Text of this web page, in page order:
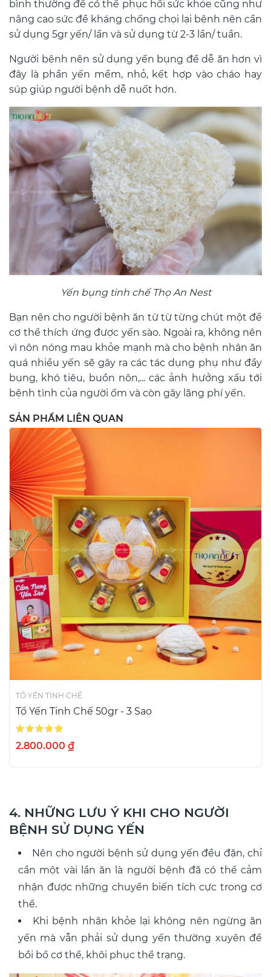
bình thường để có thể phục hồi sức khỏe cũng như
nâng cao sức đề kháng chống chọi lại bệnh nên cần
sử dụng 5gr yến/ lần và sử dụng từ 2-3 lần/ tuần.
Người bệnh nên sử dụng yến bụng để dễ ăn hơn vì
đây là phần yến mềm, nhỏ, kết hợp vào cháo hay
súp giúp người bệnh dễ nuốt hơn.
Yến bụng tinh chế Thọ An Nest
Bạn nên cho người bệnh ăn từ từ từng chút một để
cơ thể thích ứng được yến sào. Ngoài ra, không nên
vì nôn nóng mau khỏe mạnh mà cho bệnh nhân ăn
quá nhiều yến sẽ gây ra các tác dụng phụ như đầy
bụng, khó tiêu, buồn nôn,... các ảnh hưởng xấu tới
bệnh tình của người ốm và còn gây lãng phí yến.
SẢN PHẨM LIÊN QUAN
TỔ YẾN TINH CHẾ
Tổ Yến Tinh Chế 50gr - 3 Sao
Xếp hạng:
2.800.000 ₫
4. NHỮNG LƯU Ý KHI CHO NGƯỜI
BỆNH SỬ DỤNG YẾN
Nên cho người bệnh sử dụng yến đều đặn, chỉ
cần một vài lần ăn là người bệnh đã có thể cảm
nhận được những chuyển biến tích cực trong cơ
thể.
Khi bệnh nhân khỏe lại không nên ngừng ăn
yến mà vẫn phải sử dụng yến thường xuyên để
bồi bổ cơ thể, khôi phục thể trạng.